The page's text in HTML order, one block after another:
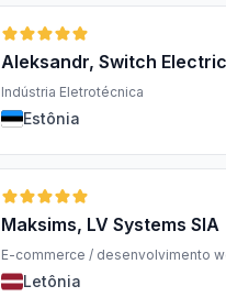
Aleksandr, Switch
Indústria Eletrotécnica
Estônia
Maksims, LV Systems SIA
E-commerce / desenvolvimento
Letônia